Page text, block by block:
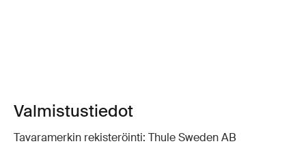
Valmistustiedot
Tavaramerkin rekisteröinti: Thule Sweden AB